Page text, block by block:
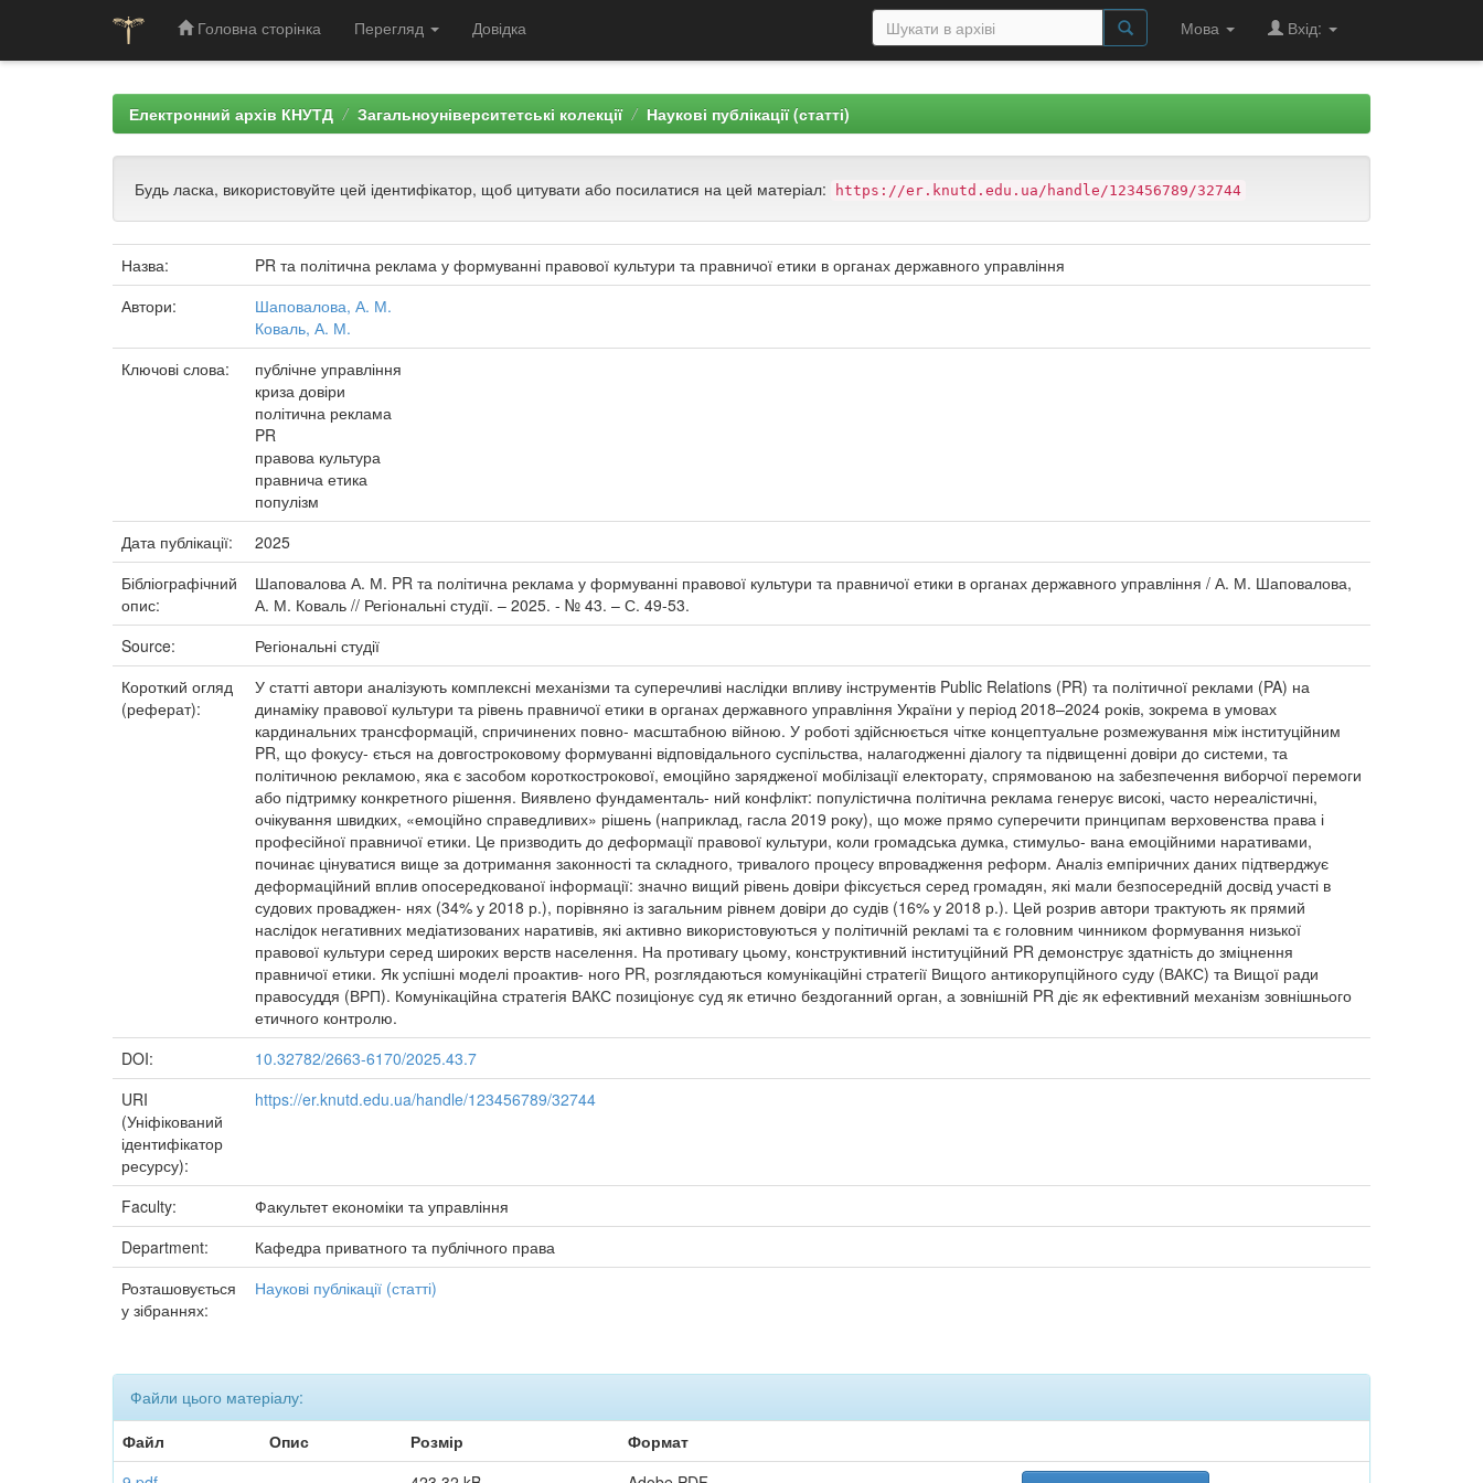
Головна сторінка Перегляд Довідка Мова Вхід:
Електронний архів КНУТД Загальноуніверситетські колекції Наукові публікації (статті)
Будь ласка, використовуйте цей ідентифікатор, щоб цитувати або посилатися на цей матеріал: https://er.knutd.edu.ua/handle/123456789/32744
Назва:
PR та політична реклама у формуванні правової культури та правничої етики в органах державного управління
Автори:
Шаповалова, А. М.
Коваль, А. М.
Ключові слова:
публічне управління
криза довіри
політична реклама
PR
правова культура
правнича етика
популізм
Дата публікації:
2025
Бібліографічний
опис:
Шаповалова А. М. PR та політична реклама у формуванні правової культури та правничої етики в органах державного управління / А. М. Шаповалова,
А. М. Коваль // Регіональні студії. – 2025. - № 43. – С. 49-53.
Source:
Регіональні студії
Короткий огляд
(реферат):
У статті автори аналізують комплексні механізми та суперечливі наслідки впливу інструментів Public Relations (PR) та політичної реклами (PA) на
динаміку правової культури та рівень правничої етики в органах державного управління України у період 2018–2024 років, зокрема в умовах
кардинальних трансформацій, спричинених повно- масштабною війною. У роботі здійснюється чітке концептуальне розмежування між інституційним
PR, що фокусу- ється на довгостроковому формуванні відповідального суспільства, налагодженні діалогу та підвищенні довіри до системи, та
політичною рекламою, яка є засобом короткострокової, емоційно зарядженої мобілізації електорату, спрямованою на забезпечення виборчої перемоги
або підтримку конкретного рішення. Виявлено фундаменталь- ний конфлікт: популістична політична реклама генерує високі, часто нереалістичні,
очікування швидких, «емоційно справедливих» рішень (наприклад, гасла 2019 року), що може прямо суперечити принципам верховенства права і
професійної правничої етики. Це призводить до деформації правової культури, коли громадська думка, стимульо- вана емоційними наративами,
починає цінуватися вище за дотримання законності та складного, тривалого процесу впровадження реформ. Аналіз емпіричних даних підтверджує
деформаційний вплив опосередкованої інформації: значно вищий рівень довіри фіксується серед громадян, які мали безпосередній досвід участі в
судових проваджен- нях (34% у 2018 р.), порівняно із загальним рівнем довіри до судів (16% у 2018 р.). Цей розрив автори трактують як прямий
наслідок негативних медіатизованих наративів, які активно використовуються у політичній рекламі та є головним чинником формування низької
правової культури серед широких верств населення. На противагу цьому, конструктивний інституційний PR демонструє здатність до зміцнення
правничої етики. Як успішні моделі проактив- ного PR, розглядаються комунікаційні стратегії Вищого антикорупційного суду (ВАКС) та Вищої ради
правосуддя (ВРП). Комунікаційна стратегія ВАКС позиціонує суд як етично бездоганний орган, а зовнішній PR діє як ефективний механізм зовнішнього
етичного контролю.
DOI:
10.32782/2663-6170/2025.43.7
URI
(Уніфікований
ідентифікатор
ресурсу):
https://er.knutd.edu.ua/handle/123456789/32744
Faculty:
Факультет економіки та управління
Department:
Кафедра приватного та публічного права
Розташовується
у зібраннях:
Наукові публікації (статті)
Файли цього матеріалу:
Файл
Опис Розмір
Формат